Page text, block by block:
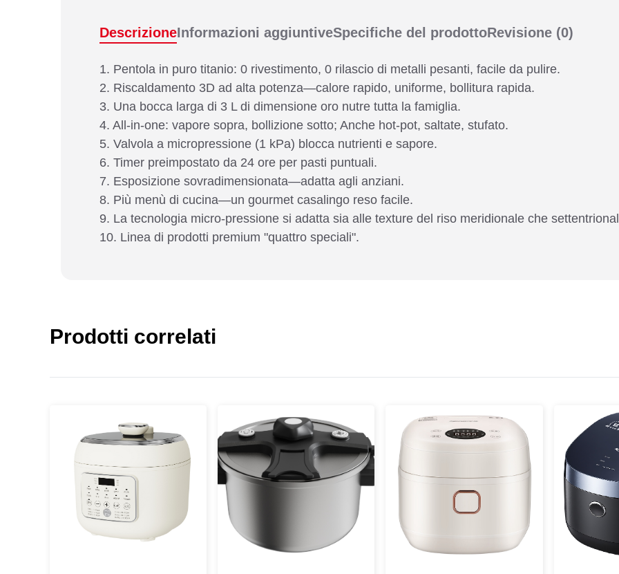
Enter
DescrizioneInformazioni aggiuntiveSpecifiche del prodottoRevisione (0)
1. Pentola in puro titanio: 0 rivestimento, 0 rilascio di metalli pesanti, facile da pulire.
2. Riscaldamento 3D ad alta potenza—calore rapido, uniforme, bollitura rapida.
3. Una bocca larga di 3 L di dimensione oro nutre tutta la famiglia.
4. All-in-one: vapore sopra, bollizione sotto; Anche hot-pot, saltate, stufato.
5. Valvola a micropressione (1 kPa) blocca nutrienti e sapore.
6. Timer preimpostato da 24 ore per pasti puntuali.
7. Esposizione sovradimensionata—adatta agli anziani.
8. Più menù di cucina—un gourmet casalingo reso facile.
9. La tecnologia micro-pressione si adatta sia alle texture del riso meridionale che
10. Linea di prodotti premium "quattro speciali".
Prodotti correlati